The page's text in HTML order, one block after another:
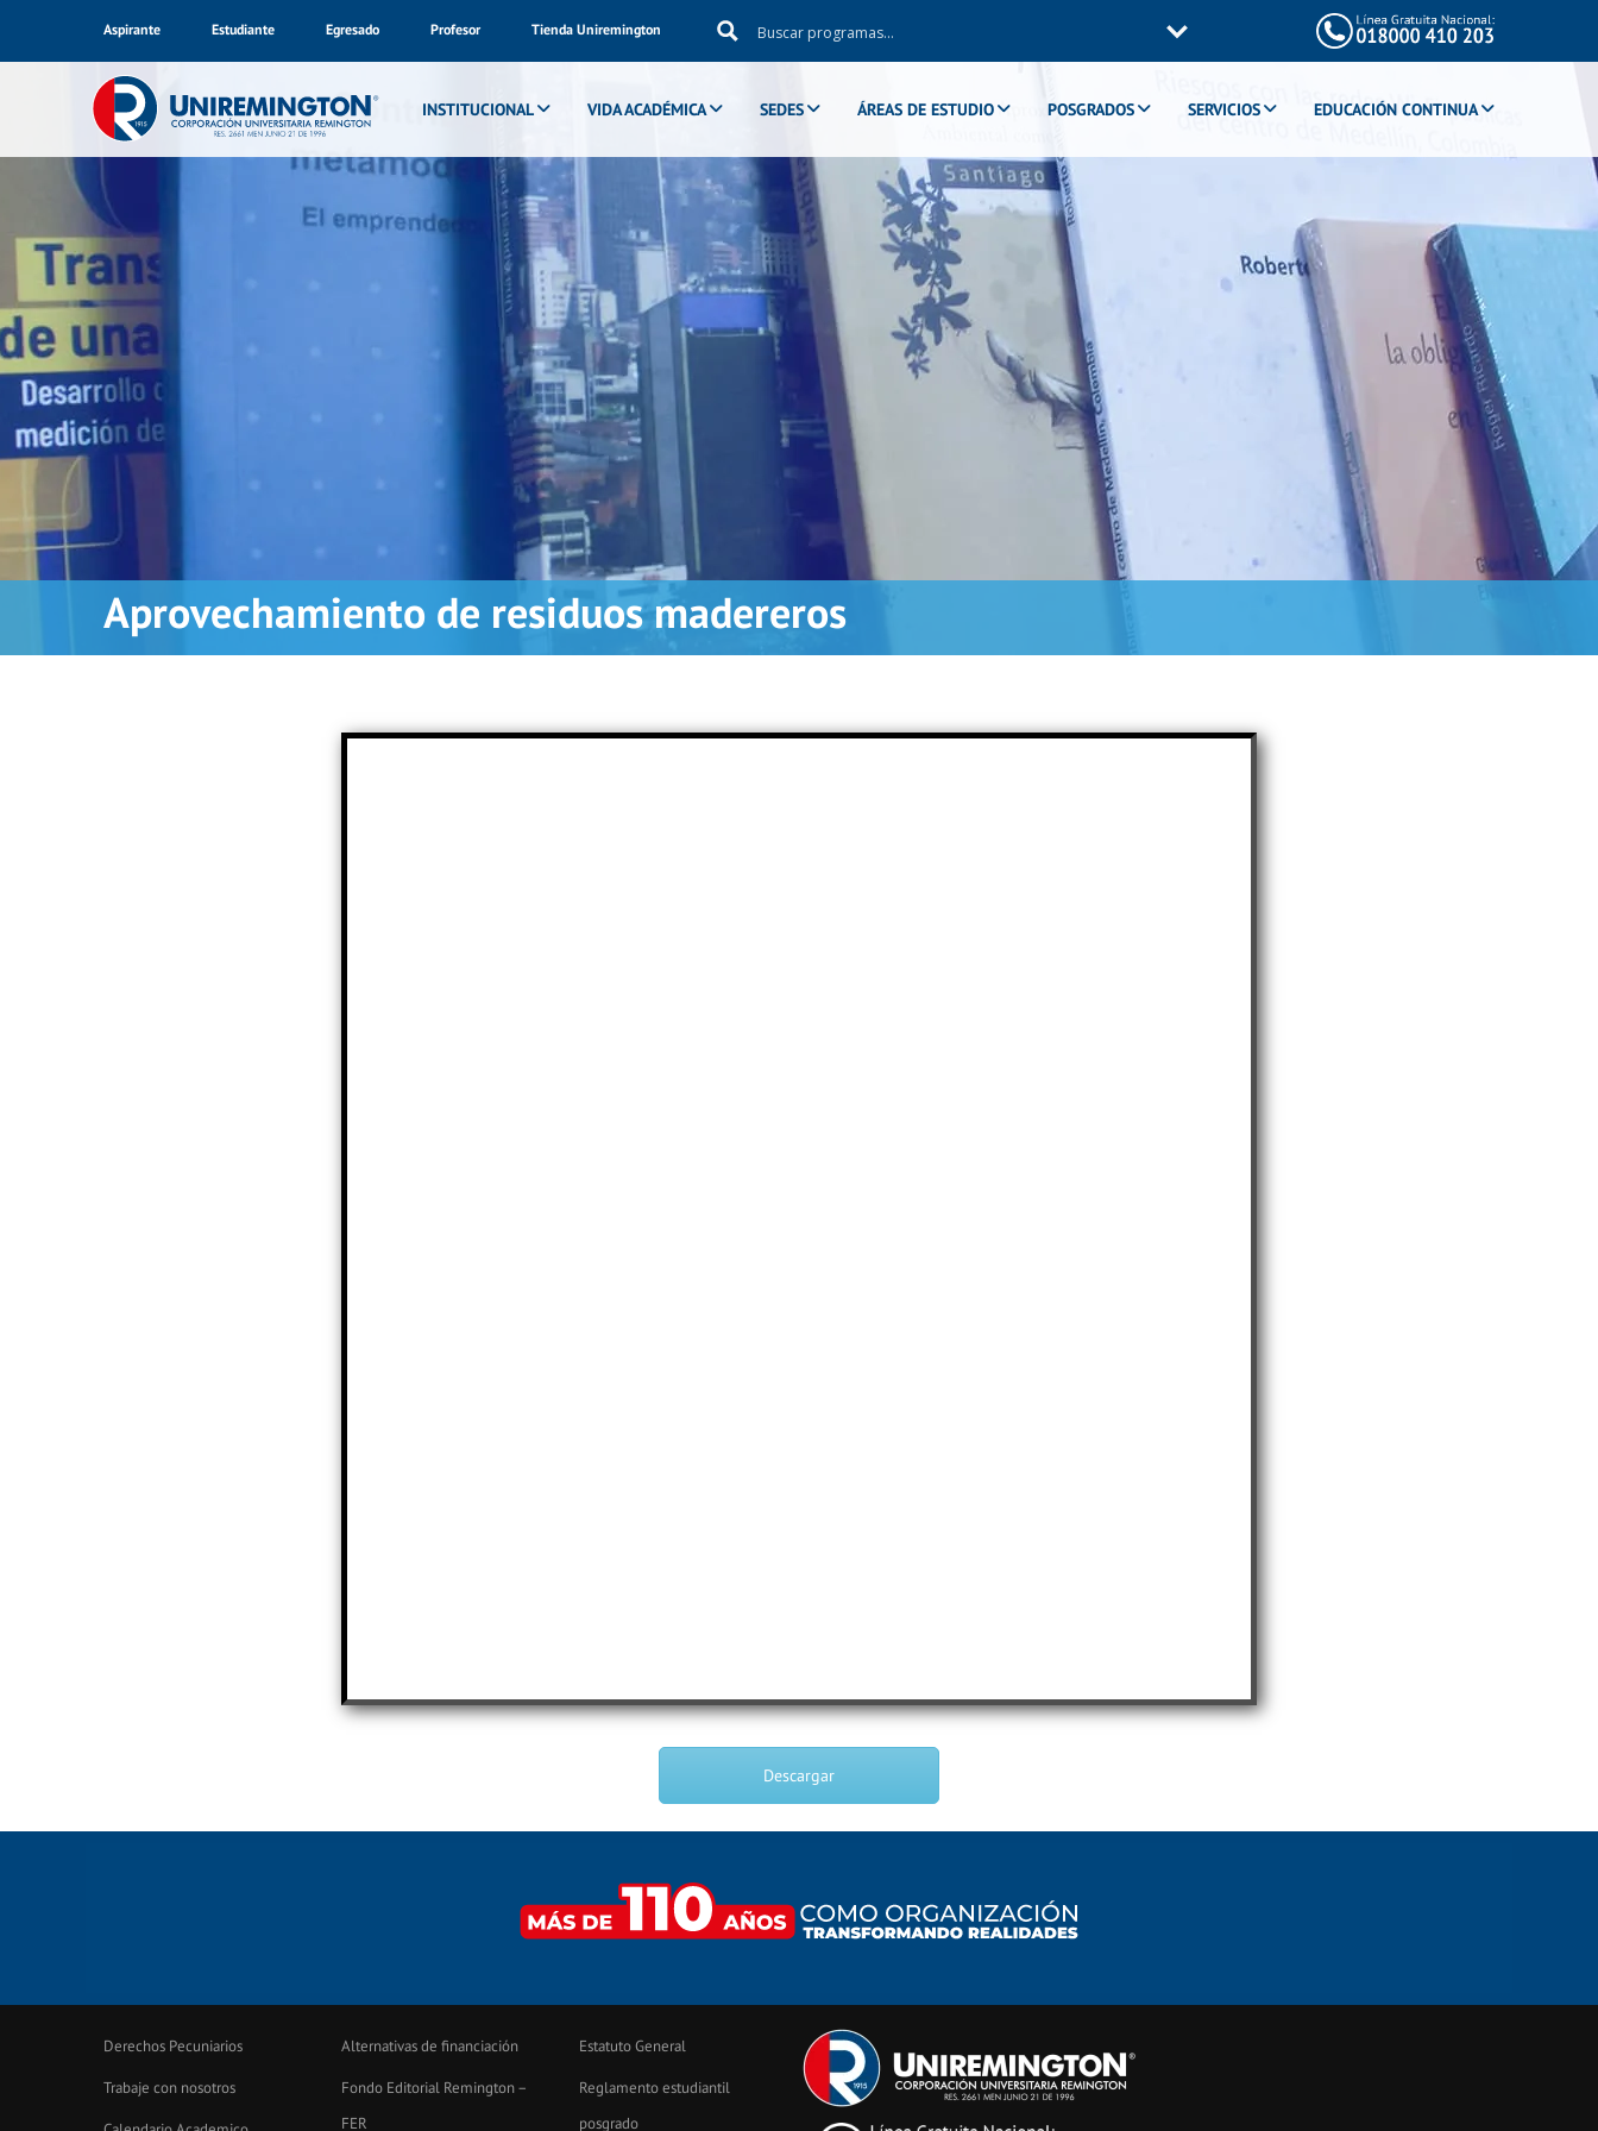
Aspirante Estudiante Egresado Profesor Tienda Uniremington
INSTITUCIONAL VIDA ACADÉMICA SEDES ÁREAS DE ESTUDIO POSGRADOS SERVICIOS EDUCACIÓN CONTINUA
Inicio Fondo Editorial Remington – FER Libros producto de investigación
Aprovechamiento de residuos madereros
Descargar
Derechos Pecuniarios
Trabaje con nosotros
Alternativas de financiación
Fondo Editorial Remington –
FER
Estatuto General
Reglamento estudiantil
posgrado